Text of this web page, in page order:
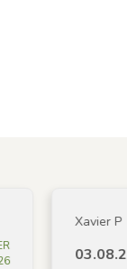
Xavier P
03.08.2026